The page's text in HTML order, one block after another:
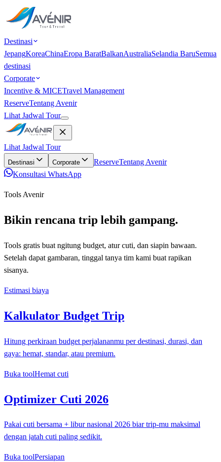
Destinasi
JepangKoreaChinaEropa BaratBalkanAustraliaSelandia BaruSemua
destinasi
Corporate
Incentive & MICETravel Management
ReserveTentang Avenir
Lihat Jadwal Tour
Lihat Jadwal Tour
Destinasi Corporate ReserveTentang Avenir
Konsultasi WhatsApp
Tools Avenir
Bikin rencana trip lebih gampang.
Tools gratis buat ngitung budget, atur cuti, dan siapin bawaan.
Setelah dapat gambaran, tinggal tanya tim kami buat rapikan
sisanya.
Estimasi biaya
Kalkulator Budget Trip
Hitung perkiraan budget perjalananmu per destinasi, durasi, dan
gaya: hemat, standar, atau premium.
Buka toolHemat cuti
Optimizer Cuti 2026
Pakai cuti bersama + libur nasional 2026 biar trip-mu maksimal
dengan jatah cuti paling sedikit.
Buka toolPersiapan